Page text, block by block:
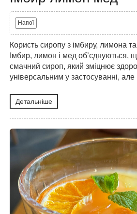
Напої
Користь сиропу з імбиру, лимона
Імбир, лимон і мед об’єднуються,
смачний сироп, який зміцнює
універсальним у застосуванні, але
Детальніше